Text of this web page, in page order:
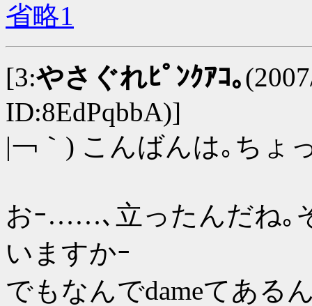
省略1
[3:やさぐれﾋﾟﾝｸｱｺ｡
ID:8EdPqbbA)]
|￢｀) こんばんは｡ちょ
おｰ……､立ったんだね｡
いますかｰ
でもなんでdameてある